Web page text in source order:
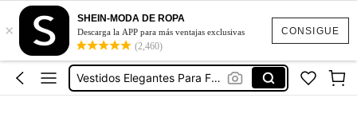
CONSIGUE
×
SHEIN-MODA DE ROPA
Descarga la APP para más ventajas exclusivas
(2,460)
Ropa Deportiva De Mujer
Vestidos
Vestidos De Baño Mujer